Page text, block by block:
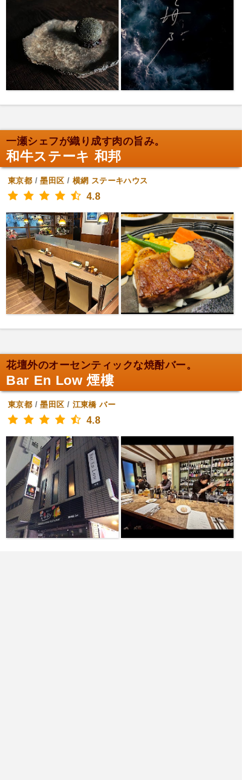
一瀬シェフが織り成す肉の旨み。
和牛ステーキ 和邦
東京都 /墨田区 / 横網 ステーキハウス
4.8
花壇外のオーセンティックな焼酎バー。
Bar En Low 煙樓
東京都 /墨田区 / 江東橋 バー
4.8